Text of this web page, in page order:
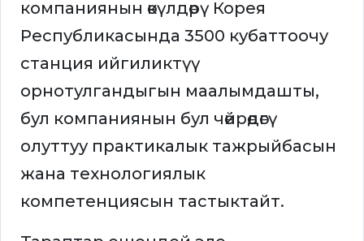
компаниянын өкүлдөрү Корея
Республикасында 3500 кубаттоочу
станция ийгиликтүү
орнотулгандыгын маалымдашты,
бул компаниянын бул чөйрөдөгү
олуттуу практикалык тажрыйбасын
жана технологиялык
компетенциясын тастыктайт.